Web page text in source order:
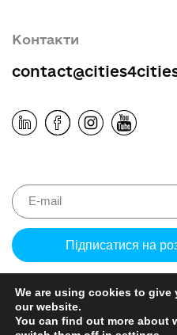
Контакти
We are using cookies to give
our website.
You can find out more about